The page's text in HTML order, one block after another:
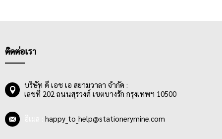
รักการจดบันทึกเหตุการณ์ต่างๆทุกช่วงเวลาในแต่ละปี
ติดต่อเรา
บริษัท ดี เอช เอ สยามวาลา จำกัด :
เลขที่ 202 ถนนสุรวงศ์ เขตบางรัก กรุงเทพฯ 10500
happy_to_help@stationerymine.com